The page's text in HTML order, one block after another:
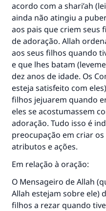
acordo com a shari’ah
ainda não atingiu a
aos pais que criem seus
de adoração. Allah
aos seus filhos quando
e que lhes batam
dez anos de idade. Os
esteja satisfeito com
filhos jejuarem quando
eles se acostumassem
adoração. Tudo isso é
preocupação em criar
atributos e ações.
Em relação à oração:
O Mensageiro de Allah
Allah estejam sobre ele)
filhos a rezar quando